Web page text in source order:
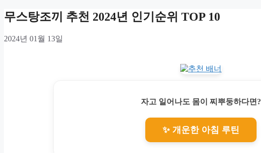
무스탕조끼 추천 2024년 인기순위 TOP 10
2024년 01월 13일
자고 일어나도 몸이 찌뿌둥하다면?
✨ 개운한 아침 루틴